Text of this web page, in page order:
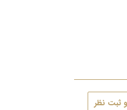
و ثبت نظر